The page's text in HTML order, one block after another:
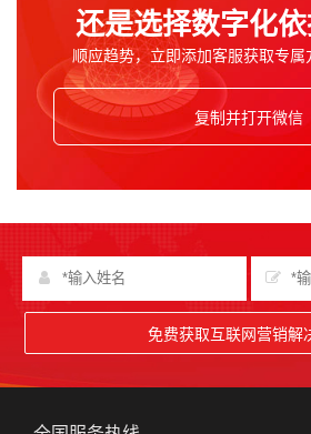
还是选择数字化
顺应趋势，立即添加客服获取专属
复制并打开微信
免费获取互联网营销解